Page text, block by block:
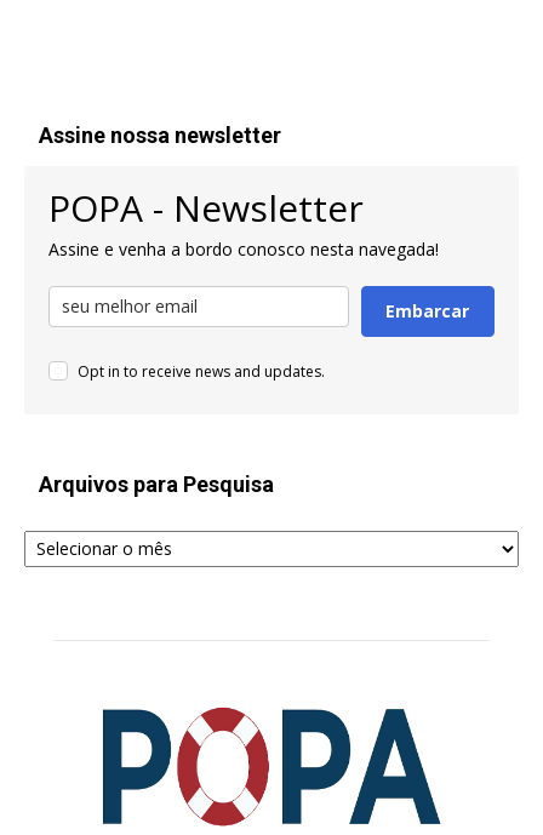
Assine nossa newsletter
POPA - Newsletter
Assine e venha a bordo conosco nesta navegada!
Embarcar
Opt in to receive news and updates.
Arquivos para Pesquisa
Arquivos
para